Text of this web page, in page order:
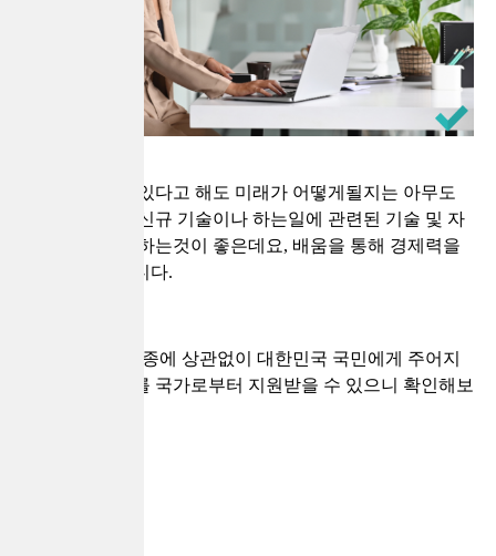
직장을 다니고 있다고 해도 미래가 어떻게될지는 아무도
모르기 때문에 신규 기술이나 하는일에 관련된 기술 및 자
격증 등을 취득하는것이 좋은데요, 배움을 통해 경제력을
구축하는 것입니다.
취업 여부 및 직종에 상관없이 대한민국 국민에게 주어지
는 직업훈련비를 국가로부터 지원받을 수 있으니 확인해보